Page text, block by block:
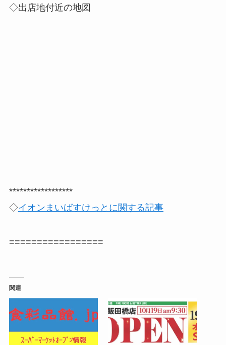
◇出店地付近の地図
******************
◇イオンまいばすけっとに関する記事
=================
関連